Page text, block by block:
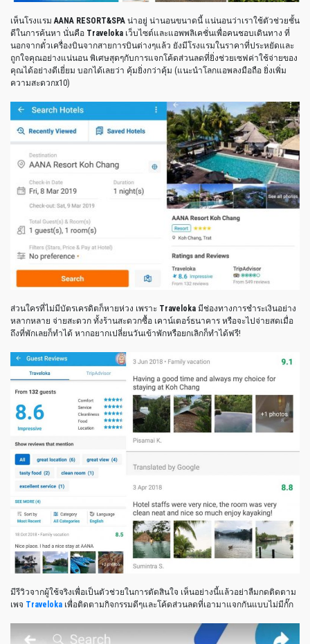
เห็นโรงแรม AANA RESORT&SPA น่าอยู่ น่านอนขนาดนี้ แน่นอนว่าเราใช้ตัวช่วยชั้น
ดีในการค้นหา นั่นคือ Traveloka เว็บไซต์และแอพพลิเคชั่นเพื่อคนชอบเดินทาง ที่
นอกจากตั๋วเครื่องบินจากสายการบินต่างๆแล้ว ยังมีโรงแรมในราคาที่ประหยัดและ
ถูกใจคุณอย่างแน่นอน พิเศษสุดๆกับการแจกโค้ดส่วนลดที่ยิ่งช่วยเซฟค่าใช้จ่ายของ
คุณได้อย่างดีเยี่ยม บอกได้เลยว่า คุ้มยิ่งกว่าคุ้ม (แนะนำโลกแอพลงมือถือ ยิ่งเพิ่ม
ความสะดวกx10)
ส่วนใครที่ไม่มีบัตรเครดิตก็หายห่วง เพราะ Traveloka มีช่องทางการชำระเงินอย่าง
หลากหลาย จ่ายสะดวก ทั้งร้านสะดวกซื้อ เคาน์เตอร์ธนาคาร หรือจะไปจ่ายสดเมื่อ
ถึงที่พักเลยก็ทำได้ หากอยากเปลี่ยนวันเข้าพักหรือยกเลิกก็ทำได้ฟรี!
มีรีวิวจากผู้ใช้จริงเพื่อเป็นตัวช่วยในการตัดสินใจ เห็นอย่างนี้แล้วอย่าลืมกดติดตาม
เพจ Traveloka เพื่อติดตามกิจกรรมดีๆและโค้ดส่วนลดที่เอามาแจกกันแบบไม่มีกั๊ก